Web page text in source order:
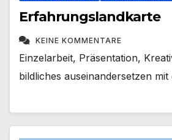
Erfahrungslandkarte
KEINE KOMMENTARE
Einzelarbeit, Präsentation,
bildliches auseinandersetzen